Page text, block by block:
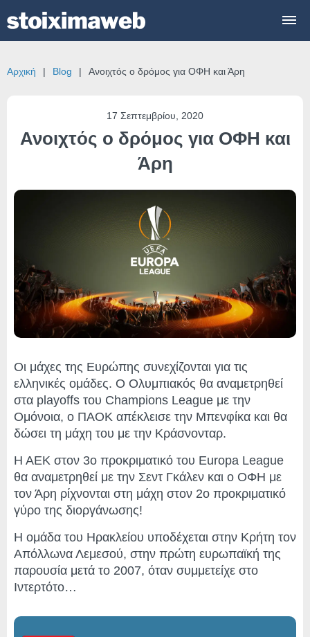
Αρχική Blog Ανοιχτός ο δρόμος για ΟΦΗ και Άρη
17 Σεπτεμβρίου, 2020
Ανοιχτός ο δρόμος για ΟΦΗ και
Άρη
Οι μάχες της Ευρώπης συνεχίζονται για τις
ελληνικές ομάδες. Ο Ολυμπιακός θα αναμετρηθεί
στα playoffs του Champions League με την
Ομόνοια, ο ΠΑΟΚ απέκλεισε την Μπενφίκα και θα
δώσει τη μάχη του με την Κράσνονταρ.
Η ΑΕΚ στον 3ο προκριματικό του Europa League
θα αναμετρηθεί με την Σεντ Γκάλεν και ο ΟΦΗ με
τον Άρη ρίχνονται στη μάχη στον 2ο προκριματικό
γύρο της διοργάνωσης!
Η ομάδα του Ηρακλείου υποδέχεται στην Κρήτη τον
Απόλλωνα Λεμεσού, στην πρώτη ευρωπαϊκή της
παρουσία μετά το 2007, όταν συμμετείχε στο
Ιντερτότο…